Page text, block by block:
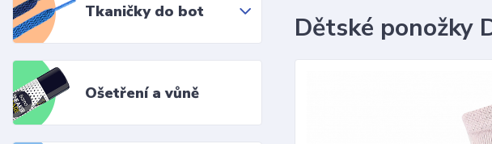
Tkaničky do bot
Ošetření a vůně
Dětské ponožky